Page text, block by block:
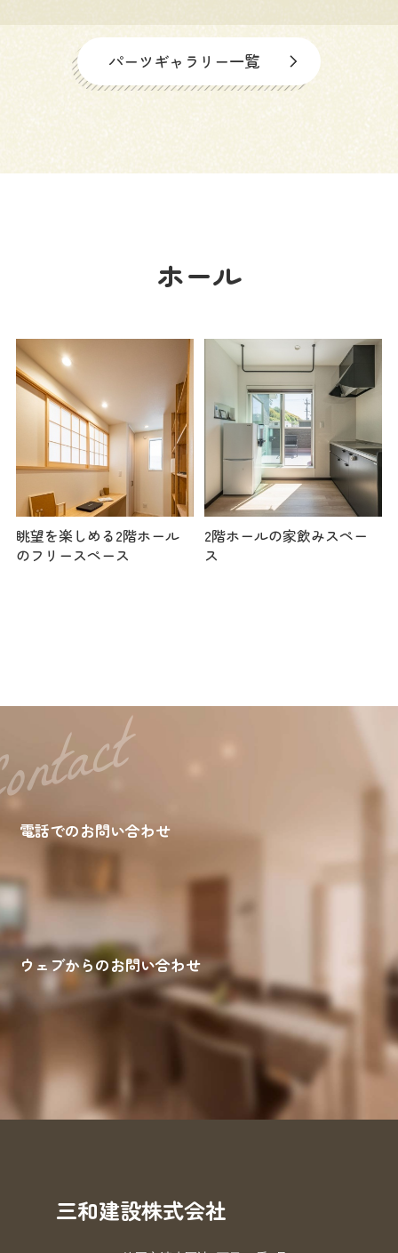
来場予約 お問い合わせ 資料請求
パーツギャラリー一覧
ホール
眺望を楽しめる2階ホール
のフリースペース
2階ホールの家飲みスペー
ス
電話でのお問い合わせ
ウェブからのお問い合わせ
お問い合わせ 資料請求
三和建設株式会社